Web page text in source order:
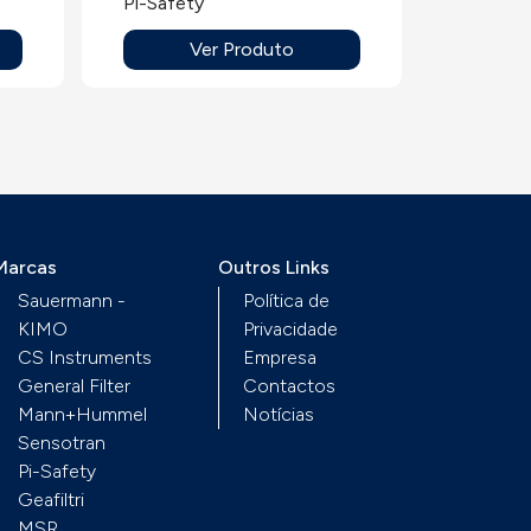
facilitada, com
mostrador.Permite
deprimógénio.
Ver Produto
Sauermann -
KIMO
CS Instruments
General Filter
Mann+Hummel
Sensotran
Pi-Safety
Geafiltri
Outros Links
Política de
Privacidade
Empresa
Contactos
Notícias